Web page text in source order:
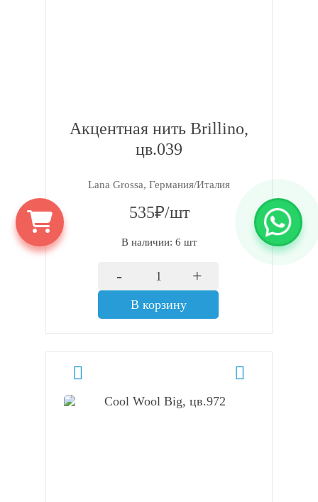
Акцентная нить Brillino,
цв.039
Lana Grossa, Германия/Италия
535₽/шт
В наличии: 6 шт
- +
В корзину